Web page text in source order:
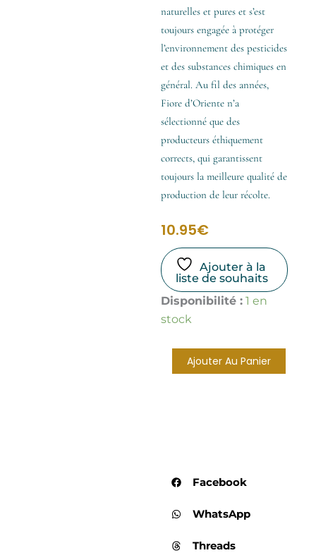
naturelles et pures et s’est
toujours engagée à protéger
l’environnement des pesticides
et des substances chimiques en
général. Au fil des années,
Fiore d’Oriente n’a
sélectionné que des
producteurs éthiquement
corrects, qui garantissent
toujours la meilleure qualité de
production de leur récolte.
10.95€
Ajouter à la
liste de souhaits
Disponibilité : 1 en
stock
quantité
de
Huile
d'Orange
douce
Ajouter Au Panier
Facebook
WhatsApp
Threads